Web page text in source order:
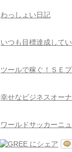
わっしょい日記
いつも目標達成して
ツールで稼ぐ！ＳＥ
幸せなビジネスオー
ワールドサッカーニ